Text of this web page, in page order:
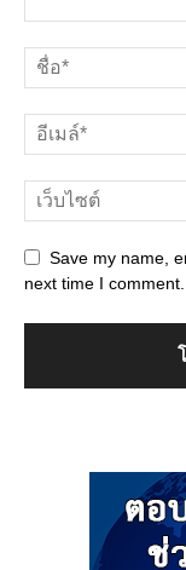
Save my name,
next time I comment.